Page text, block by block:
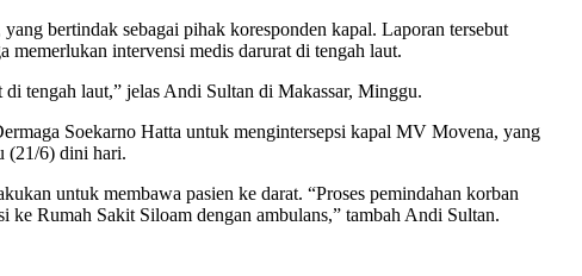
bertindak sebagai pihak koresponden kapal. Laporan tersebut
intervensi medis darurat di tengah laut.
tengah laut,” jelas Andi Sultan di Makassar, Minggu.
Soekarno Hatta untuk mengintersepsi kapal MV Movena, yang
(21/6) dini hari.
untuk membawa pasien ke darat. “Proses pemindahan korban
Rumah Sakit Siloam dengan ambulans,” tambah Andi Sultan.